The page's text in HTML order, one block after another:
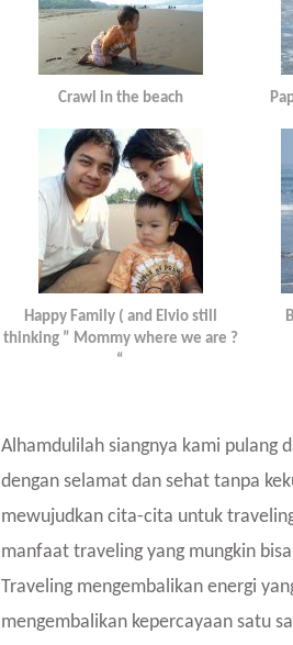
Crawl in the beach
Happy Family ( and Elvio still
thinking ” Mommy where we are ?
“
Alhamdulilah siangnya kami pulang
dengan selamat dan sehat tanpa
mewujudkan cita-cita untuk
manfaat traveling yang mungkin
Traveling mengembalikan energi
mengembalikan kepercayaan satu